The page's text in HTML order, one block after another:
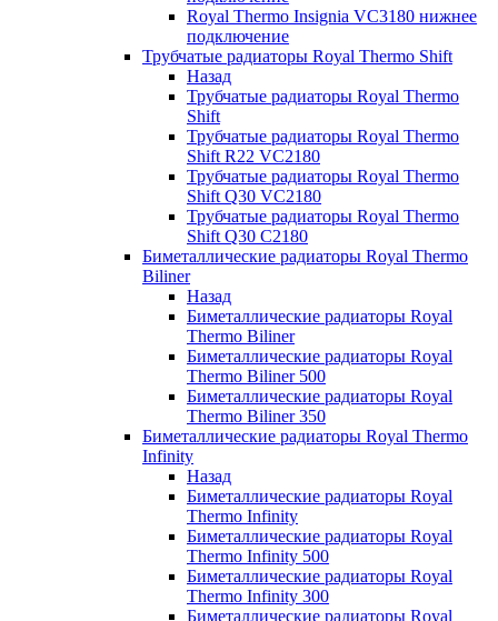
Royal Thermo Insignia VC3180 нижнее
подключение
Трубчатые радиаторы Royal Thermo Shift
Назад
Трубчатые радиаторы Royal Thermo
Shift
Трубчатые радиаторы Royal Thermo
Shift R22 VC2180
Трубчатые радиаторы Royal Thermo
Shift Q30 VC2180
Трубчатые радиаторы Royal Thermo
Shift Q30 C2180
Биметаллические радиаторы Royal Thermo
Biliner
Назад
Биметаллические радиаторы Royal
Thermo Biliner
Биметаллические радиаторы Royal
Thermo Biliner 500
Биметаллические радиаторы Royal
Thermo Biliner 350
Биметаллические радиаторы Royal Thermo
Infinity
Назад
Биметаллические радиаторы Royal
Thermo Infinity
Биметаллические радиаторы Royal
Thermo Infinity 500
Биметаллические радиаторы Royal
Thermo Infinity 300
Биметаллические радиаторы Royal